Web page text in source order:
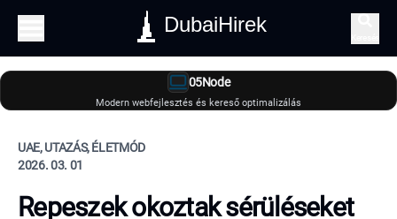
DubaiHirek
05Node
Modern webfejlesztés és kereső optimalizálás
UAE, UTAZÁS, ÉLETMÓD
2026. 03. 01
Repeszek okoztak sérüléseket